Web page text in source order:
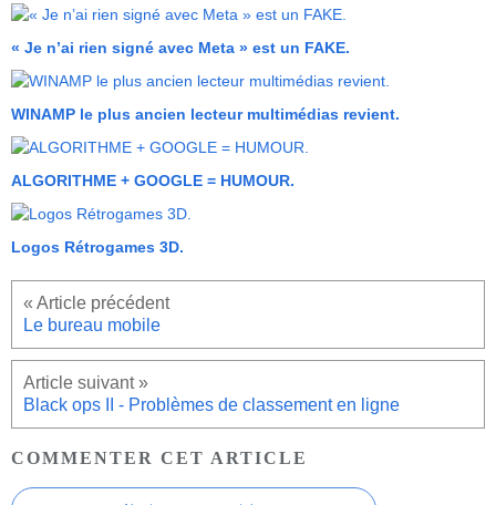
« Je n’ai rien signé avec Meta » est un FAKE.
WINAMP le plus ancien lecteur multimédias revient.
ALGORITHME + GOOGLE = HUMOUR.
Logos Rétrogames 3D.
Le bureau mobile
Black ops II - Problèmes de classement en ligne
COMMENTER CET ARTICLE